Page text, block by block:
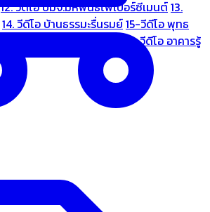
12. วีดีโอ บมจ.มหพันธ์ไฟเบอร์ซีเมนต์13.
14. วีดีโอ บ้านธรรมะรื่นรมย์15-วีดีโอ พุทธ
19. วีดีโอ อาคารรู้